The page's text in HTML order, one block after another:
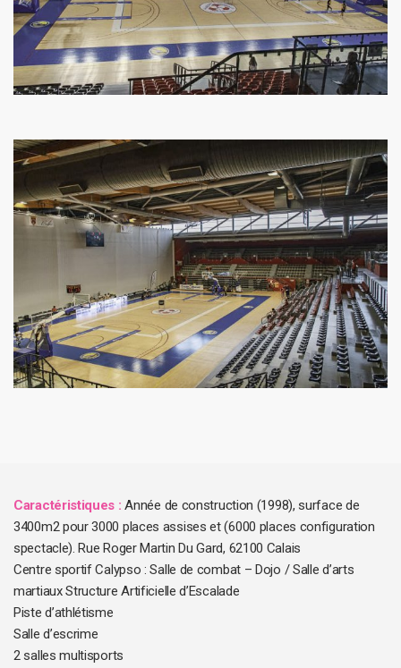
Caractéristiques : Année de construction (1998), surface de
3400m2 pour 3000 places assises et (6000 places configuration
spectacle). Rue Roger Martin Du Gard, 62100 Calais
Centre sportif Calypso : Salle de combat – Dojo / Salle d’arts
martiaux Structure Artificielle d’Escalade
Piste d’athlétisme
Salle d’escrime
2 salles multisports